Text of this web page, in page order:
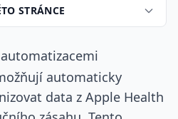
STRÁNCE
automaticky
data z Apple Health